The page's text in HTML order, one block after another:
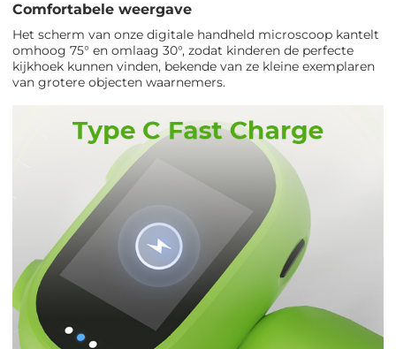
Comfortabele weergave
Het scherm van onze digitale handheld microscoop kantelt
omhoog 75° en omlaag 30°, zodat kinderen de perfecte
kijkhoek kunnen vinden, bekende van ze kleine exemplaren
van grotere objecten waarnemers.